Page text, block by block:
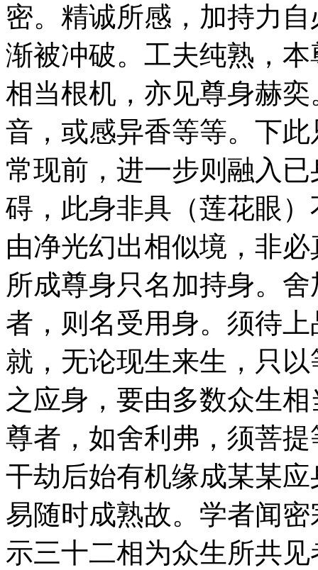
密。精诚所感，加持力
渐被冲破。工夫纯熟，
相当根机，亦见尊身赫
音，或感异香等等。下
常现前，进一步则融入
碍，此身非具（莲花眼
由净光幻出相似境，非
所成尊身只名加持身。
者，则名受用身。须待
就，无论现生来生，只
之应身，要由多数众生
尊者，如舍利弗，须菩
干劫后始有机缘成某某
易随时成熟故。学者闻
示三十二相为众生所共